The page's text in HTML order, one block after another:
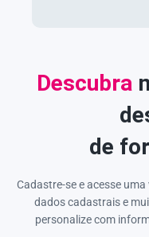
Descubra
de
Cadastre-se e acesse
dados cadastrais e
personalize com